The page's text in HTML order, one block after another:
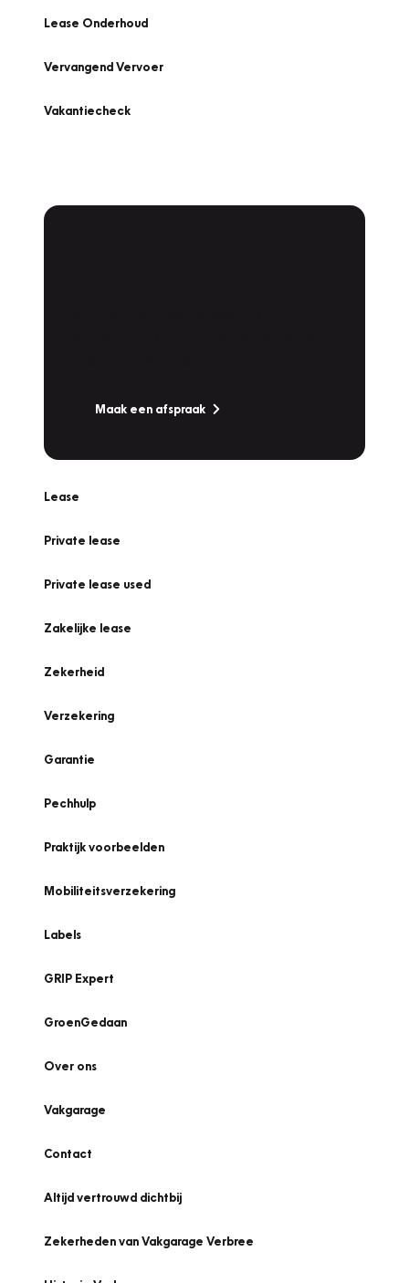
Lease Onderhoud
Vervangend Vervoer
Vakantiecheck
Maak een afspraak
Lease
Private lease
Private lease used
Zakelijke lease
Zekerheid
Verzekering
Garantie
Pechhulp
Praktijk voorbeelden
Mobiliteitsverzekering
Labels
GRIP Expert
GroenGedaan
Over ons
Vakgarage
Contact
Altijd vertrouwd dichtbij
Zekerheden van Vakgarage Verbree